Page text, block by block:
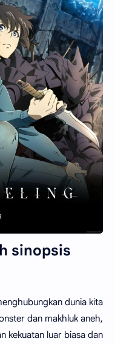
sinopsis
dunia kita
dan makhluk aneh,
kekuatan luar biasa dan